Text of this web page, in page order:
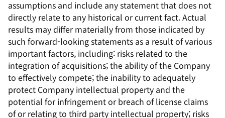
assumptions and include any statement that does not
directly relate to any historical or current fact. Actual
results may differ materially from those indicated by
such forward-looking statements as a result of various
important factors, including: risks related to the
integration of acquisitions; the ability of the Company
to effectively compete; the inability to adequately
protect Company intellectual property and the
potential for infringement or breach of license claims
of or relating to third party intellectual property; risks